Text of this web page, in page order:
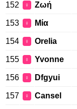
152 ♀ Ζωή
153 ♀ Μία
154 ♀ Orelia
155 ♀ Yvonne
156 ♀ Dfgyui
157 ♀ Cansel